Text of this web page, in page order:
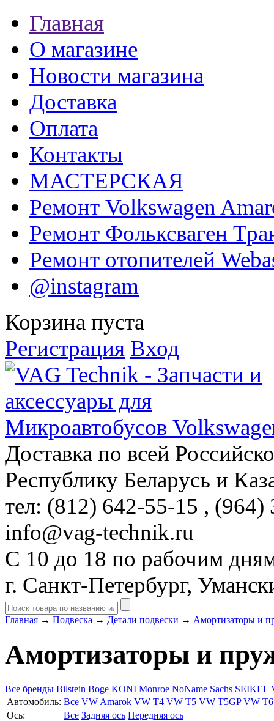
Главная
О магазине
Новости магазина
Доставка
Оплата
Контакты
МАСТЕРСКАЯ
Ремонт Volkswagen
Ремонт Фольксваген
Ремонт отопителей
@instagram
Корзина пуста
Регистрация Вход
Доставка по всей
Республику Беларусь и
тел: (812) 642-55-15 , (964)
info@vag-technik.ru
С 10 до 18 по рабочим
г. Санкт-Петербург,
Главная → Подвеска → Детали подвески → Амортизаторы и
Амортизаторы и
Все бренды Bilstein Boge KONI Monroe NoName Sachs SEIKEL
Автомобиль: Все VW Amarok VW T4 VW T5 VW T5GP VW T6
Ось:
Все Задняя ось Передняя ось